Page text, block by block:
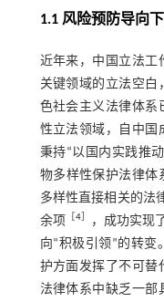
1.1 风险预防导向
近年来，中国立法工
关键领域的立法空白
色社会主义法律体系
性立法领域，自中国
秉持“以国内实践推
物多样性保护法律体
多样性直接相关的法
余项［ 4］
，成功实现
向“积极引领”的转
护方面发挥了不可替
法律体系中缺乏一部